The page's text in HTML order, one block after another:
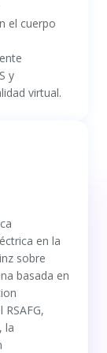
el cuerpo
y
virtual.
en la
sobre
basada en
la